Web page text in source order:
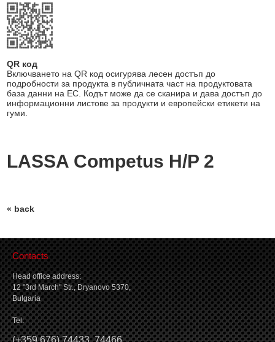
QR код
Включването на QR код осигурява лесен достъп до
подробности за продукта в публичната част на продуктовата
база данни на ЕС. Кодът може да се сканира и дава достъп до
информационни листове за продукти и европейски етикети на
гуми.
LASSA Competus H/P 2
« back
Contacts
Head office address:
12 "3rd March" Str., Dryanovo 5370,
Bulgaria
Tel: